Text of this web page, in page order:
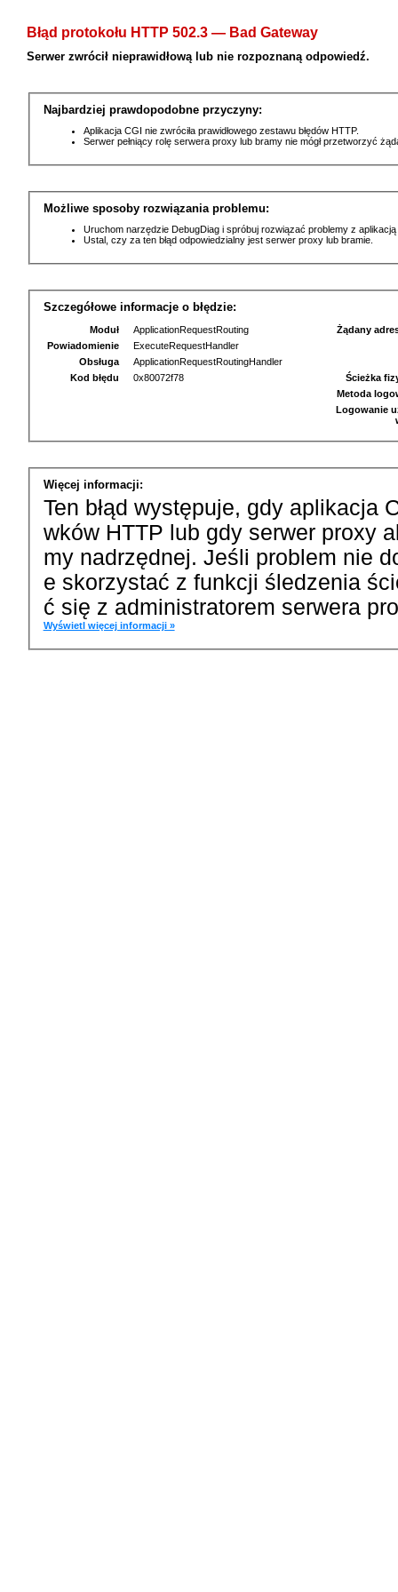
Błąd protokołu HTTP 502.3 — Bad Gateway
Serwer zwrócił nieprawidłową lub nie rozpoznaną odpowiedź.
Najbardziej prawdopodobne przyczyny:
Aplikacja CGI nie zwróciła prawidłowego zestawu błędów HTTP.
Serwer pełniący rolę serwera proxy lub bramy nie mógł przetworzyć
Możliwe sposoby rozwiązania problemu:
Uruchom narzędzie DebugDiag i spróbuj rozwiązać problemy z
Ustal, czy za ten błąd odpowiedzialny jest serwer proxy lub bramie.
Szczegółowe informacje o błędzie:
Moduł
ApplicationRequestRouting
Powiadomienie
ExecuteRequestHandler
Obsługa
ApplicationRequestRoutingHandler
Kod błędu
0x80072f78
Żądany
Ścieżka
Metoda
Logowanie
Więcej informacji:
Ten błąd występuje, gdy aplikacja
wków HTTP lub gdy serwer proxy
my nadrzędnej. Jeśli problem nie
e skorzystać z funkcji śledzenia
ć się z administratorem serwera
Wyświetl więcej informacji »